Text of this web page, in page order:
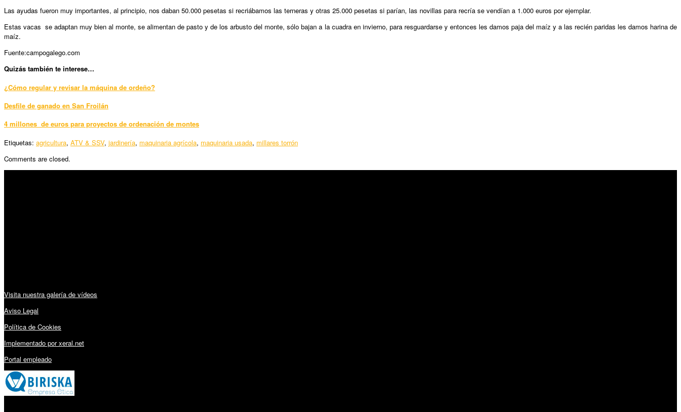
Las ayudas fueron muy importantes, al principio, nos daban 50.000 pesetas si recriábamos las terneras y otras 25.000 pesetas si parían, las novillas para recría se vendían a 1.000 euros por ejemplar.
Estas vacas se adaptan muy bien al monte, se alimentan de pasto y de los arbusto del monte, sólo bajan a la cuadra en invierno, para resguardarse y entonces les damos paja del maíz y a las recién paridas les damos harina de
maíz.
Fuente:campogalego.com
Quizás también te interese…
¿Cómo regular y revisar la máquina de ordeño?
Desfile de ganado en San Froilán
4 millones de euros para proyectos de ordenación de montes
Etiquetas: agricultura, ATV & SSV, jardinería, maquinaria agrícola, maquinaria usada, millares torrón
Comments are closed.
Visita nuestra galería de vídeos
Aviso Legal
Política de Cookies
Implementado por xeral.net
Portal empleado